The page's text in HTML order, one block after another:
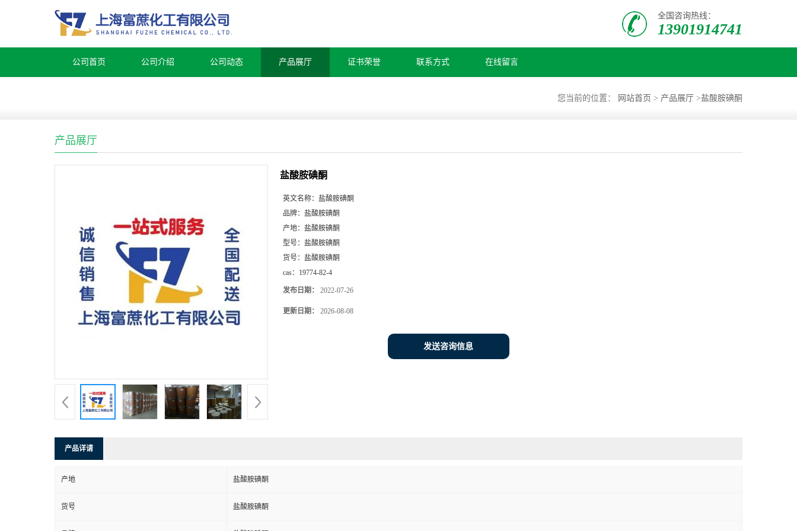
全国咨询热线：
13901914741
公司首页 公司介绍 公司动态 产品展厅 证书荣誉 联系方式 在线留言
您当前的位置： 网站首页 > 产品展厅 >盐酸胺碘酮
产品展厅
盐酸胺碘酮
英文名称： 盐酸胺碘酮
品牌： 盐酸胺碘酮
产地： 盐酸胺碘酮
型号： 盐酸胺碘酮
货号： 盐酸胺碘酮
cas： 19774-82-4
发布日期： 2022-07-26
更新日期： 2026-08-08
发送咨询信息
产品详请
产地 盐酸胺碘酮
货号 盐酸胺碘酮